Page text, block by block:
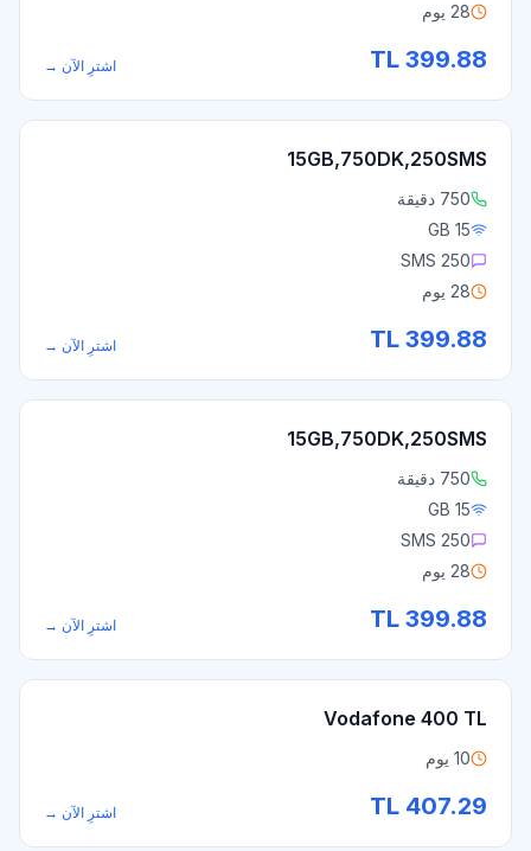
28 يوم
399.88 اشترِ الآن →
15GB,750DK,250SMS
750 دقيقة
15 GB
250 SMS
28 يوم
399.88 اشترِ الآن →
15GB,750DK,250SMS
750 دقيقة
15 GB
250 SMS
28 يوم
399.88 اشترِ الآن →
Vodafone 400 TL
10 يوم
407.29 اشترِ الآن →